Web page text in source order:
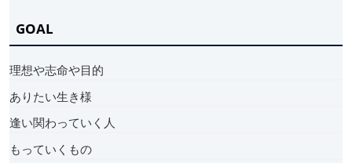
GOAL
理想や志命や目的
ありたい生き様
逢い関わっていく人
もっていくもの